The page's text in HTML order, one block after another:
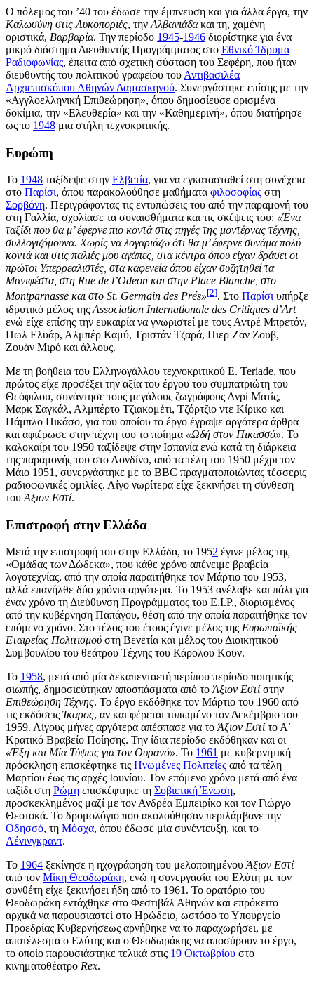
Ο πόλεμος του ’40 του έδωσε την έμπνευση και για άλλα έργα, την
Καλωσύνη στις Λυκοποριές, την Αλβανιάδακαι τη, χαμένη
οριστικά, Βαρβαρία. Την περίοδο 1945-1946 διορίστηκε για ένα
μικρό διάστημα Διευθυντής Προγράμματος στο Εθνικό Ίδρυμα
Ραδιοφωνίας, έπειτα από σχετική σύσταση του Σεφέρη, που ήταν
διευθυντής του πολιτικού γραφείου του Αντιβασιλέα
Αρχιεπισκόπου Αθηνών Δαμασκηνού. Συνεργάστηκε επίσης με την
«Αγγλοελληνική Επιθεώρηση», όπου δημοσίευσε ορισμένα
δοκίμια, την «Ελευθερία» και την «Καθημερινή», όπου διατήρησε
ως το 1948 μια στήλη τεχνοκριτικής.
Ευρώπη
Το 1948 ταξίδεψε στην Ελβετία, για να εγκατασταθεί στη συνέχεια
στο Παρίσι, όπου παρακολούθησε μαθήματα φιλοσοφίας στη
Σορβόνη. Περιγράφοντας τις εντυπώσεις του από την παραμονή του
στη Γαλλία, σχολίασε τα συναισθήματα και τις σκέψεις του: «Ένα
ταξίδι που θα μ’ έφερνε πιο κοντά στις πηγές της μοντέρνας τέχνης,
συλλογιζόμουνα. Χωρίς να λογαριάζω ότι θα μ’ έφερνε συνάμα πολύ
κοντά και στις παλιές μου αγάπες, στα κέντρα όπου είχαν δράσει οι
πρώτοι Υπερρεαλιστές, στα καφενεία όπου είχαν συζητηθεί τα
Μανιφέστα, στη Rue de l’Odeon και στην Place Blanche, στο
Montparnasse και στο St. Germain des Prés»[2]. Στο Παρίσιυπήρξε
ιδρυτικό μέλος της Association Internationale des Critiques d’Art
ενώ είχε επίσης την ευκαιρία να γνωριστεί με τους Αντρέ Μπρετόν,
Πωλ Ελυάρ, Αλμπέρ Καμύ, Τριστάν Τζαρά, Πιερ Ζαν Ζουβ,
Ζουάν Μιρό και άλλους.
Με τη βοήθεια του Ελληνογάλλου τεχνοκριτικού E. Teriade, που
πρώτος είχε προσέξει την αξία του έργου του συμπατριώτη του
Θεόφιλου, συνάντησε τους μεγάλους ζωγράφους Ανρί Ματίς,
Μαρκ Σαγκάλ, Αλμπέρτο Τζιακομέτι, Τζόρτζιο ντε Κίρικο και
Πάμπλο Πικάσο, για του οποίου το έργο έγραψε αργότερα άρθρα
και αφιέρωσε στην τέχνη του το ποίημα «Ωδή στον Πικασσό». Το
καλοκαίρι του 1950 ταξίδεψε στην Ισπανία ενώ κατά τη διάρκεια
της παραμονής του στο Λονδίνο, από τα τέλη του 1950 μέχρι τον
Μάιο 1951, συνεργάστηκε με το BBC πραγματοποιώντας τέσσερις
ραδιοφωνικές ομιλίες. Λίγο νωρίτερα είχε ξεκινήσει τη σύνθεση
του Άξιον Εστί.
Επιστροφή στην Ελλάδα
Μετά την επιστροφή του στην Ελλάδα, το 1952 έγινε μέλος της
«Ομάδας των Δώδεκα», που κάθε χρόνο απένειμε βραβεία
λογοτεχνίας, από την οποία παραιτήθηκε τον Μάρτιο του 1953,
αλλά επανήλθε δύο χρόνια αργότερα. Το 1953 ανέλαβε και πάλι για
έναν χρόνο τη Διεύθυνση Προγράμματος του Ε.Ι.Ρ., διορισμένος
από την κυβέρνηση Παπάγου, θέση από την οποία παραιτήθηκε τον
επόμενο χρόνο. Στο τέλος του έτους έγινε μέλος της Ευρωπαϊκής
Εταιρείας Πολιτισμού στη Βενετία και μέλος του Διοικητικού
Συμβουλίου του θεάτρου Τέχνης του Κάρολου Κουν.
Το 1958, μετά από μία δεκαπενταετή περίπου περίοδο ποιητικής
σιωπής, δημοσιεύτηκαν αποσπάσματα από το Άξιον Εστίστην
Επιθεώρηση Τέχνης. Το έργο εκδόθηκε τον Μάρτιο του 1960 από
τις εκδόσεις Ίκαρος, αν και φέρεται τυπωμένο τον Δεκέμβριο του
1959. Λίγους μήνες αργότερα απέσπασε για το Άξιον Εστίτο Α΄
Κρατικό Βραβείο Ποίησης. Την ίδια περίοδο εκδόθηκαν και οι
«Έξη και Μία Τύψεις για τον Ουρανό». Το 1961 με κυβερνητική
πρόσκληση επισκέφτηκε τις Ηνωμένες Πολιτείες από τα τέλη
Μαρτίου έως τις αρχές Ιουνίου. Τον επόμενο χρόνο μετά από ένα
ταξίδι στη Ρώμη επισκέφτηκε τη Σοβιετική Ένωση,
προσκεκλημένος μαζί με τον Ανδρέα Εμπειρίκο και τον Γιώργο
Θεοτοκά. Το δρομολόγιο που ακολούθησαν περιλάμβανε την
Οδησσό, τη Μόσχα, όπου έδωσε μία συνέντευξη, και το
Λένινγκραντ.
Το 1964 ξεκίνησε η ηχογράφηση του μελοποιημένου Άξιον Εστί
από τον Μίκη Θεοδωράκη, ενώ η συνεργασία του Ελύτη με τον
συνθέτη είχε ξεκινήσει ήδη από το 1961. Το ορατόριο του
Θεοδωράκη εντάχθηκε στο Φεστιβάλ Αθηνών και επρόκειτο
αρχικά να παρουσιαστεί στο Ηρώδειο, ωστόσο το Υπουργείο
Προεδρίας Κυβερνήσεως αρνήθηκε να το παραχωρήσει, με
αποτέλεσμα ο Ελύτης και ο Θεοδωράκης να αποσύρουν το έργο,
το οποίο παρουσιάστηκε τελικά στις 19 Οκτωβρίου στο
κινηματοθέατρο Rex.